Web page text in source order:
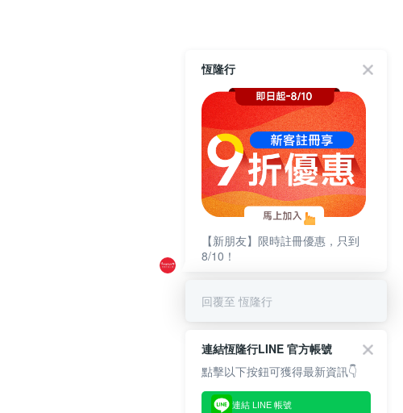
恆隆行
【新朋友】限時註冊優惠，只到
8/10！
回覆至 恆隆行
連結恆隆行LINE 官方帳號
點擊以下按鈕可獲得最新資訊👇
連結 LINE 帳號